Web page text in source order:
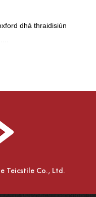
dhá thraidisiún
Teicstíle Co., Ltd.